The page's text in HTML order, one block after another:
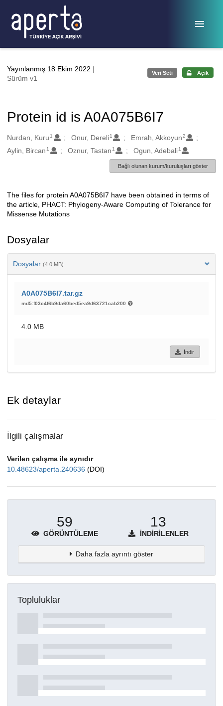
Yayınlanmış 18 Ekim 2022 |
Sürüm v1
Veri Seti Açık
Protein id is A0A075B6I7
Oluşturanlar
Nurdan, Kuru 1 Onur, Dereli 1 Emrah, Akkoyun2
Aylin, Bircan 1 Oznur, Tastan 1 Ogun, Adebali 1
Bağlı olunan kurum/kuruluşları göster
Açıklama
The files for protein A0A075B6I7 have been obtained in terms of
the article, PHACT: Phylogeny-Aware Computing of Tolerance for
Missense Mutations
Dosyalar
Dosyalar (4.0 MB)
A0A075B6I7.tar.gz
md5:f03c4f6b9da60bed5ea9d63721cab200
4.0 MB
İndir
Ek detaylar
İlgili çalışmalar
Verilen çalışma ile aynıdır
10.48623/aperta.240636 (DOI)
59
GÖRÜNTÜLEME
13
İNDIRILENLER
Daha fazla ayrıntı göster
Topluluklar